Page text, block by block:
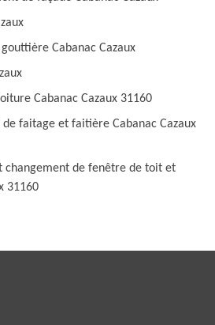
Cabanac Cazaux
Cabanac Cazaux 31160
faitage et faitière Cabanac Cazaux
changement de fenêtre de toit et
31160